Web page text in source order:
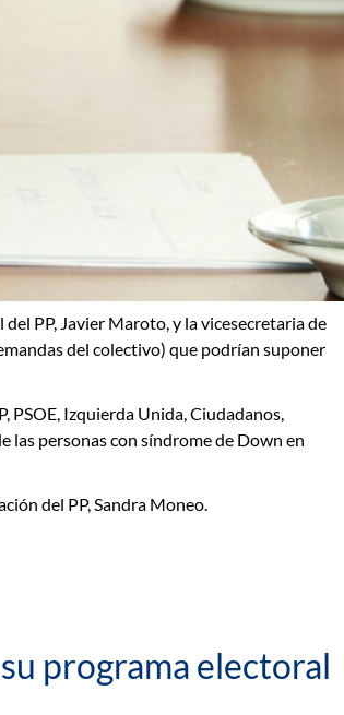
del PP, Javier Maroto, y lavicesecretaria de
del colectivo) que podrían suponer
PSOE, Izquierda Unida, Ciudadanos,
las personas con síndrome de Down en
del PP, Sandra Moneo.
programa electoral